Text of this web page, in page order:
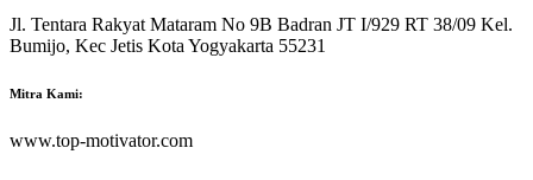
Jl. Tentara Rakyat Mataram No 9B Badran JT I/929 RT 38/09 Kel.
Bumijo, Kec Jetis Kota Yogyakarta 55231
Mitra Kami:
www.top-motivator.com